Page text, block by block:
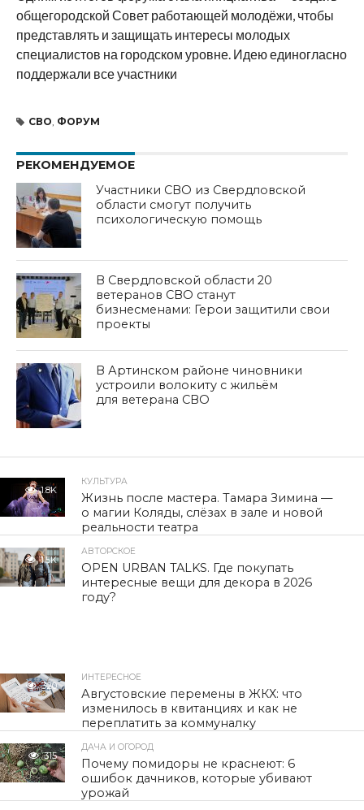
общегородской Совет работающей молодёжи, чтобы
представлять и защищать интересы молодых
специалистов на городском уровне. Идею единогласно
поддержали все участники
СВО ФОРУМ
РЕКОМЕНДУЕМОЕ
Участники СВО из Свердловской
области смогут получить
психологическую помощь
В Свердловской области 20
ветеранов СВО станут
бизнесменами: Герои защитили свои
проекты
В Артинском районе чиновники
устроили волокиту с жильём
для ветерана СВО
1.8K
КУЛЬТУРА
Жизнь после мастера. Тамара Зимина —
о магии Коляды, слёзах в зале и новой
реальности театра
1.5K
АВТОРСКОЕ
OPEN URBAN TALKS. Где покупать
интересные вещи для декора в 2026
году?
320
ИНТЕРЕСНОЕ
Августовские перемены в ЖКХ: что
изменилось в квитанциях и как не
переплатить за коммуналку
315
ДАЧА И ОГОРОД
Почему помидоры не краснеют: 6
ошибок дачников, которые убивают
урожай